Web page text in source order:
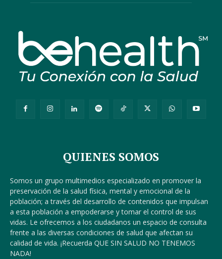
QUIENES SOMOS
Somos un grupo multimedios especializado en promover la
preservación de la salud física, mental y emocional de la
población; a través del desarrollo de contenidos que impulsan
a esta población a empoderarse y tomar el control de sus
vidas. Le ofrecemos a los ciudadanos un espacio de consulta
frente a las diversas condiciones de salud que afectan su
calidad de vida. ¡Recuerda QUE SIN SALUD NO TENEMOS
NADA!